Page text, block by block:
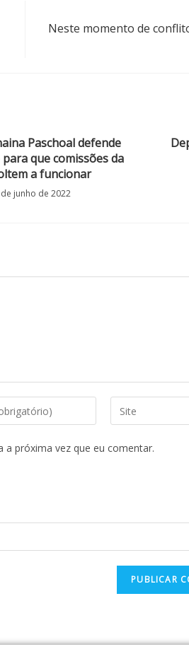
Neste momento de
Paschoal defende
que comissões da
a funcionar
junho de 2022
a próxima vez que eu comentar.